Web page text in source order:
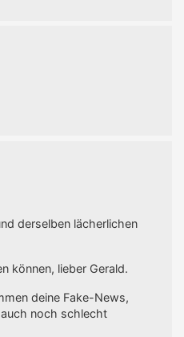
derselben lächerlichen
können, lieber Gerald.
deine Fake-News,
noch schlecht